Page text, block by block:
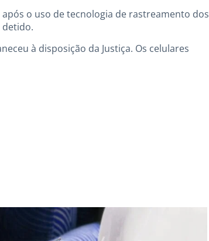
o uso de tecnologia de rastreamento dos
detido.
à disposição da Justiça. Os celulares